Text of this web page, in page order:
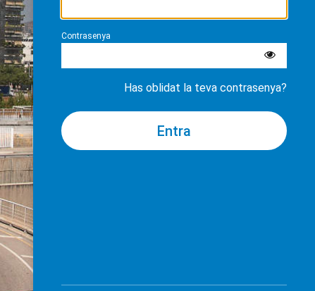
Contrasenya
Has oblidat la teva contrasenya?